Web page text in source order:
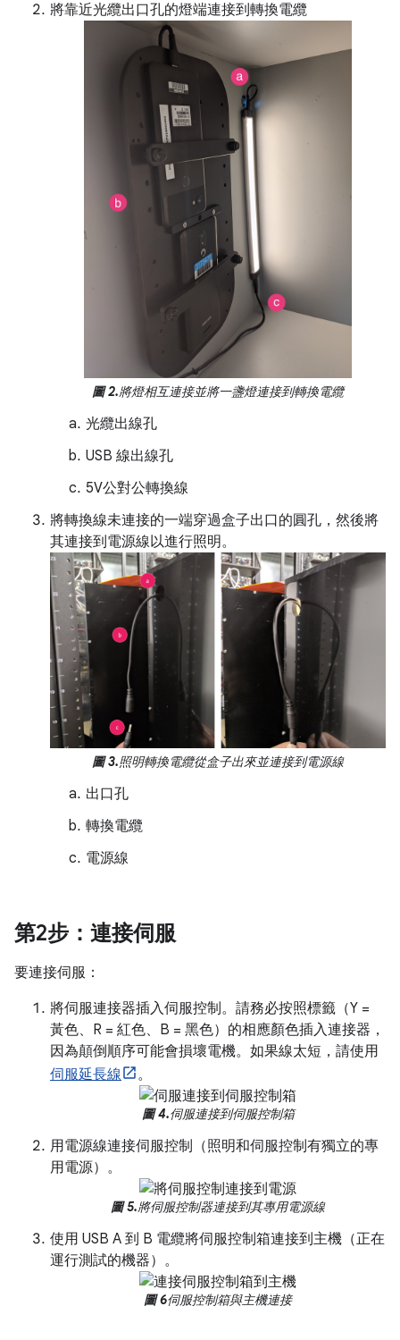
將靠近光纜出口孔的燈端連接到轉換電纜
圖 2.將燈相互連接並將一盞燈連接到轉換電纜
光纜出線孔
USB 線出線孔
5V公對公轉換線
將轉換線未連接的一端穿過盒子出口的圓孔，然後將
其連接到電源線以進行照明。
圖 3.照明轉換電纜從盒子出來並連接到電源線
出口孔
轉換電纜
電源線
第2步：連接伺服
要連接伺服：
將伺服連接器插入伺服控制。請務必按照標籤（Y =
黃色、R = 紅色、B = 黑色）的相應顏色插入連接器，
因為顛倒順序可能會損壞電機。如果線太短，請使用
伺服延長線
。
圖 4.伺服連接到伺服控制箱
用電源線連接伺服控制（照明和伺服控制有獨立的專
用電源）。
圖 5.將伺服控制器連接到其專用電源線
使用 USB A 到 B 電纜將伺服控制箱連接到主機（正在
運行測試的機器）。
圖 6伺服控制箱與主機連接